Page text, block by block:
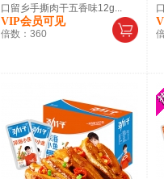
口留乡手撕肉干五香味12g...
VIP会员可见
倍数： 360